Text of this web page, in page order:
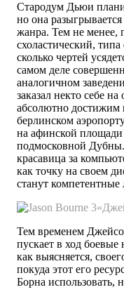
Стародум Дьюи
но она
жанра. Тем не менее,
схоластический,
сколько чертей
самом деле
аналогичном
заказал некто себе
абсолютно достижим
берлинском
на афинской
подмосковной
красавица за
как точку на своем
станут компетентные
Тем временем
пускает в ход боевые
как выясняется,
покуда этот его
Борна использовать,